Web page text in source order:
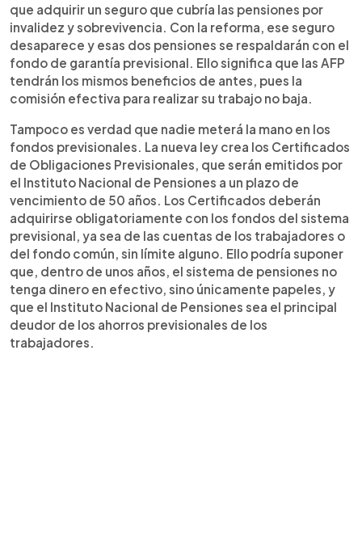
que adquirir un seguro que cubría las pensiones por
invalidez y sobrevivencia. Con la reforma, ese seguro
desaparece y esas dos pensiones se respaldarán con el
fondo de garantía previsional. Ello significa que las AFP
tendrán los mismos beneficios de antes, pues la
comisión efectiva para realizar su trabajo no baja.
Tampoco es verdad que nadie meterá la mano en los
fondos previsionales. La nueva ley crea los Certificados
de Obligaciones Previsionales, que serán emitidos por
el Instituto Nacional de Pensiones a un plazo de
vencimiento de 50 años. Los Certificados deberán
adquirirse obligatoriamente con los fondos del sistema
previsional, ya sea de las cuentas de los trabajadores o
del fondo común, sin límite alguno. Ello podría suponer
que, dentro de unos años, el sistema de pensiones no
tenga dinero en efectivo, sino únicamente papeles, y
que el Instituto Nacional de Pensiones sea el principal
deudor de los ahorros previsionales de los
trabajadores.